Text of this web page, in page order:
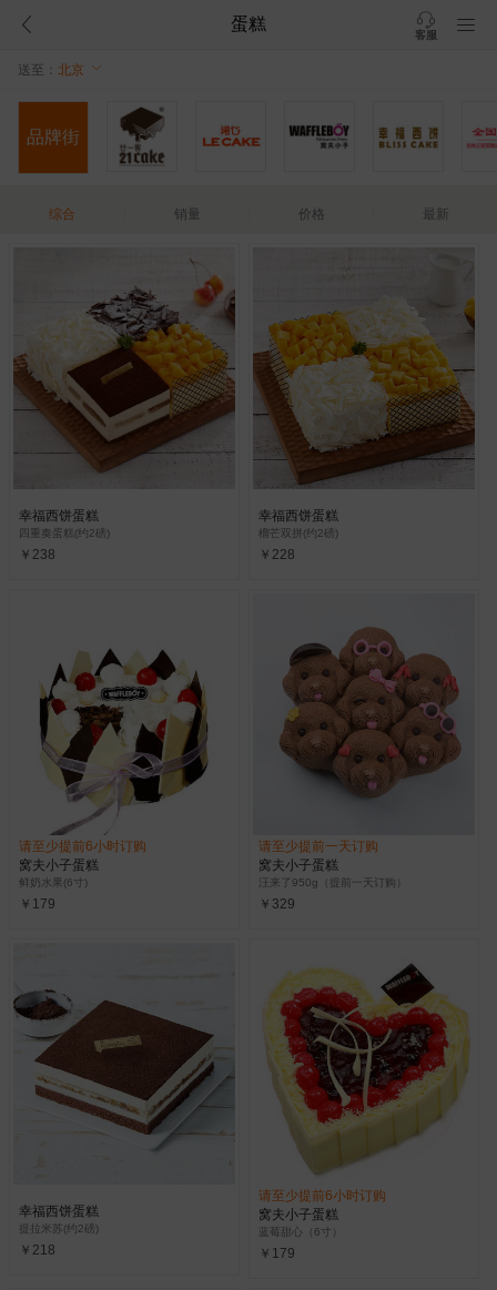
蛋糕
客服
送至： 北京
品牌街
综合 销量 价格 最新
幸福西饼蛋糕
四重奏蛋糕(约2磅)
￥238
幸福西饼蛋糕
榴芒双拼(约2磅)
￥228
请至少提前6小时订购
窝夫小子蛋糕
鲜奶水果(6寸)
￥179
请至少提前一天订购
窝夫小子蛋糕
汪来了950g（提前一天订购）
￥329
幸福西饼蛋糕
提拉米苏(约2磅)
￥218
请至少提前6小时订购
窝夫小子蛋糕
蓝莓甜心（6寸）
￥179